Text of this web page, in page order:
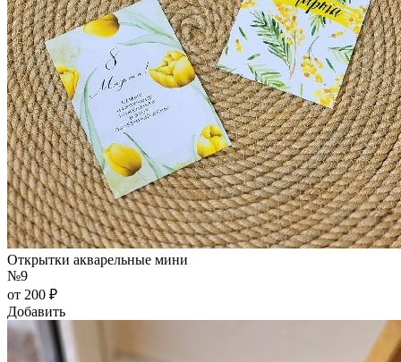
Открытки акварельные мини
№9
от 200 ₽
Добавить